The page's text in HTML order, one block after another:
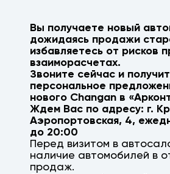
Вы получаете новый
дожидаясь продажи
избавляетесь от рисков
взаиморасчетах.
Звоните сейчас и
персональное
нового Changan в
Ждем Вас по адресу: г.
Аэропортовская, 4,
до 20:00
Перед визитом в
наличие автомобилей в
продаж.